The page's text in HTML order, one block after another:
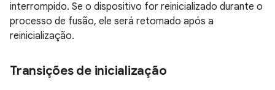
interrompido. Se o dispositivo for reinicializado durante o
processo de fusão, ele será retomado após a
reinicialização.
Transições de inicialização